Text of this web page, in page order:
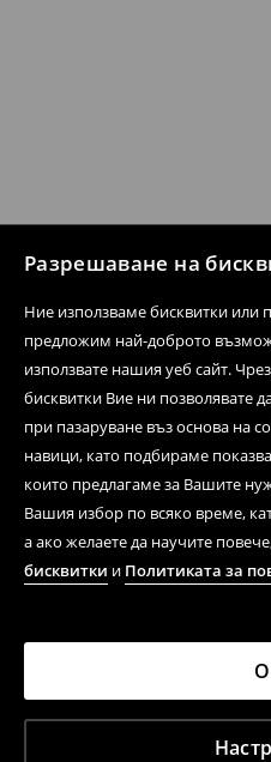
Разрешаване на
Ние използваме бисквитки или
предложим най-доброто
използвате нашия уеб сайт.
бисквитки Вие ни позволявате
при пазаруване въз основа на
навици, като подбираме
които предлагаме за Вашите
Вашия избор по всяко време,
а ако желаете да научите
бисквитки и Политиката за